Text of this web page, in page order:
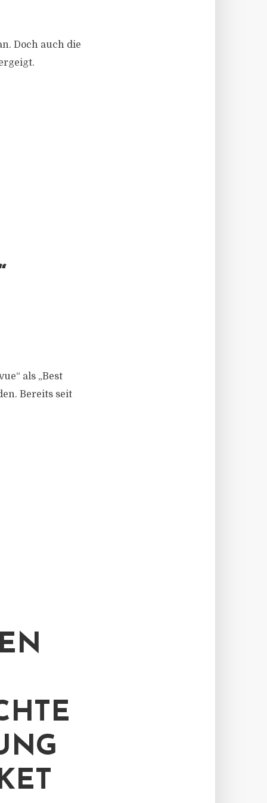
Doch auch die
als „Best
Bereits seit